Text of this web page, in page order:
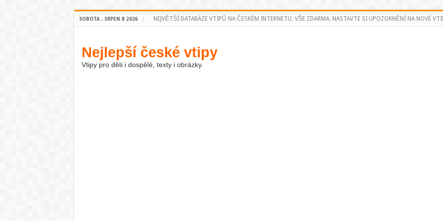
SOBOTA , SRPEN 8 2026 NEJVĚTŠÍ DATABÁZE VTIPŮ NA ČESKÉM INTERNETU. VŠE ZDARMA. NASTAVTE SI UPOZORNĚNÍ NA NOVÉ
Nejlepší české vtipy
Vtipy pro děti i dospělé, texty i obrázky.